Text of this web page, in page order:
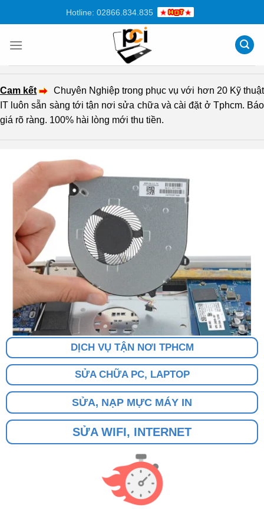
dung
Hotline: 02866.834.835
Cam kết
Chuyên Nghiệp trong phục vụ với hơn 20 Kỹ thuật
IT luôn sẵn sàng tới tận nơi sửa chữa và cài đặt ở Tphcm. Báo
giá rõ ràng. 100% hài lòng mới thu tiền.
DỊCH VỤ TẬN NƠI TPHCM
SỬA CHỮA PC, LAPTOP
SỬA, NẠP MỰC MÁY IN
SỬA WIFI, INTERNET